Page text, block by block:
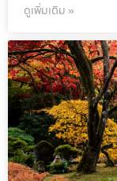
ดูเพิ่มเติม »